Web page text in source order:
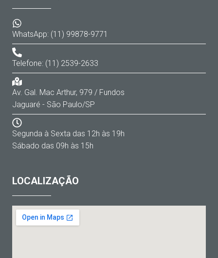
WhatsApp: (11) 99878-9771
Telefone: (11) 2539-2633
Av. Gal. Mac Arthur, 979 / Fundos
Jaguaré - São Paulo/SP
Segunda à Sexta das 12h às 19h
Sábado das 09h às 15h
LOCALIZAÇÃO